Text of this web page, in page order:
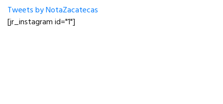
Tweets by NotaZacatecas
[jr_instagram id="1"]